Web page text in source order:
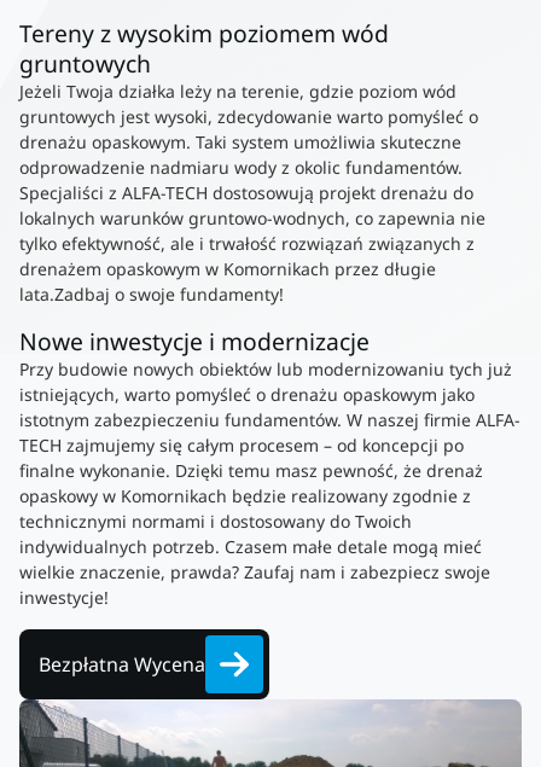
Tereny z wysokim poziomem wód
gruntowych
Jeżeli Twoja działka leży na terenie, gdzie poziom wód
gruntowych jest wysoki, zdecydowanie warto pomyśleć o
drenażu opaskowym. Taki system umożliwia skuteczne
odprowadzenie nadmiaru wody z okolic fundamentów.
Specjaliści z ALFA-TECH dostosowują projekt drenażu do
lokalnych warunków gruntowo-wodnych, co zapewnia nie
tylko efektywność, ale i trwałość rozwiązań związanych z
drenażem opaskowym w Komornikach przez długie
lata.Zadbaj o swoje fundamenty!
Nowe inwestycje i modernizacje
Przy budowie nowych obiektów lub modernizowaniu tych już
istniejących, warto pomyśleć o drenażu opaskowym jako
istotnym zabezpieczeniu fundamentów. W naszej firmie ALFA-
TECH zajmujemy się całym procesem – od koncepcji po
finalne wykonanie. Dzięki temu masz pewność, że drenaż
opaskowy w Komornikach będzie realizowany zgodnie z
technicznymi normami i dostosowany do Twoich
indywidualnych potrzeb. Czasem małe detale mogą mieć
wielkie znaczenie, prawda? Zaufaj nam i zabezpiecz swoje
inwestycje!
Bezpłatna Wycena